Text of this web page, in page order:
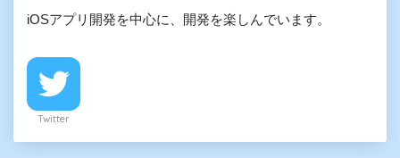
iOSアプリ開発を中心に、開発を楽しんでいます。
Twitter